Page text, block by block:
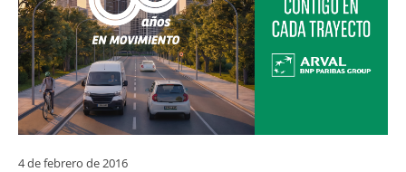
4 de febrero de 2016